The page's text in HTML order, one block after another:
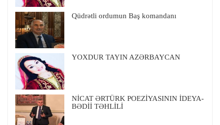
Qüdrətli ordumun Baş komandanı
YOXDUR TAYIN AZƏRBAYCAN
NİCAT ƏRTÜRK POEZİYASININ İDEYA-
BƏDİİ TƏHLİLİ